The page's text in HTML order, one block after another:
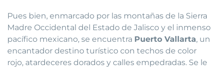
Pues bien, enmarcado por las montañas de la Sierra
Madre Occidental del Estado de Jalisco y el inmenso
pacífico mexicano, se encuentra Puerto Vallarta, un
encantador destino turístico con techos de color
rojo, atardeceres dorados y calles empedradas. Se le